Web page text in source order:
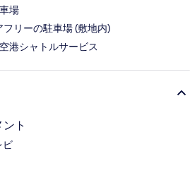
場
リーの駐車場 (敷地内)
港シャトルサービス
ト
ビ